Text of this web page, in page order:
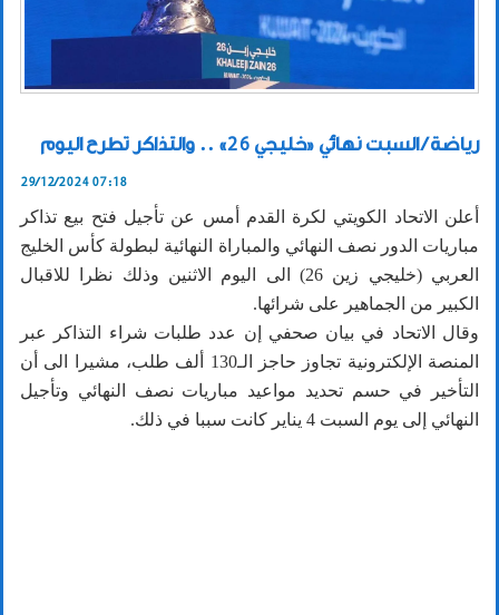
رياضة / السبت نهائي «خليجي 26» .. والتذاكر تطرح اليوم
29/12/2024 07:18
أعلن الاتحاد الكويتي لكرة القدم أمس عن تأجيل فتح بيع تذاكر
مباريات الدور نصف النهائي والمباراة النهائية لبطولة كأس الخليج
العربي (خليجي زين 26) الى اليوم الاثنين وذلك نظرا للاقبال
الكبير من الجماهير على شرائها.
وقال الاتحاد في بيان صحفي إن عدد طلبات شراء التذاكر عبر
المنصة الإلكترونية تجاوز حاجز الـ130 ألف طلب، مشيرا الى أن
التأخير في حسم تحديد مواعيد مباريات نصف النهائي وتأجيل
النهائي إلى يوم السبت 4 يناير كانت سببا في ذلك.